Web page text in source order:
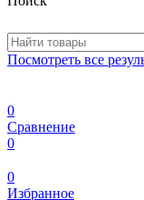
Посмотреть все
0
Сравнение
0
0
Избранное